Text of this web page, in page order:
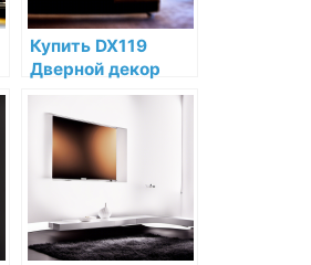
Купить DX119
Дверной декор
(DX119-2300) Orac
Decor
Дюрополимер по
низкой цене в
интернет-
магазине